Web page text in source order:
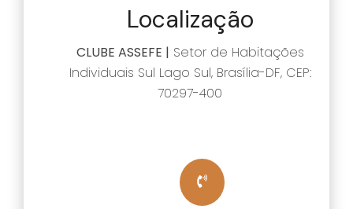
Localização
CLUBE ASSEFE | Setor de Habitações
Individuais Sul Lago Sul, Brasília-DF, CEP:
70297-400